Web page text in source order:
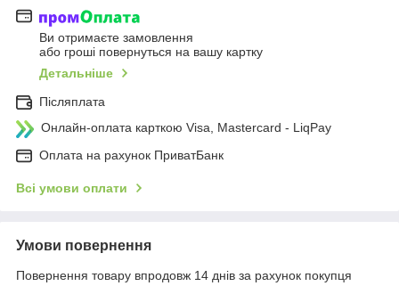
Ви отримаєте замовлення
або гроші повернуться на вашу картку
Детальніше
Післяплата
Онлайн-оплата карткою Visa, Mastercard - LiqPay
Оплата на рахунок ПриватБанк
Всі умови оплати
Умови повернення
Повернення товару впродовж 14 днів за рахунок покупця